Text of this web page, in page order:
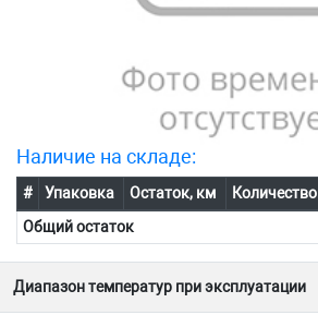
Наличие на складе:
# Упаковка Остаток, км Количество
Общий остаток
Диапазон температур при эксплуатации